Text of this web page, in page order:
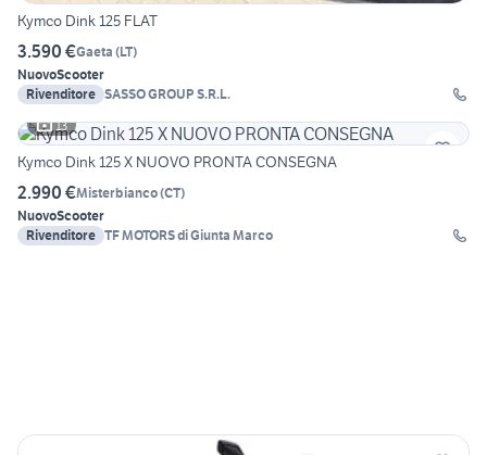
Kymco Dink 125 FLAT
3.590 €Gaeta (LT)
NuovoScooter
Rivenditore SASSO GROUP S.R.L.
13
Kymco Dink 125 X NUOVO PRONTA CONSEGNA
2.990 €Misterbianco(CT)
NuovoScooter
Rivenditore TF MOTORS di Giunta Marco